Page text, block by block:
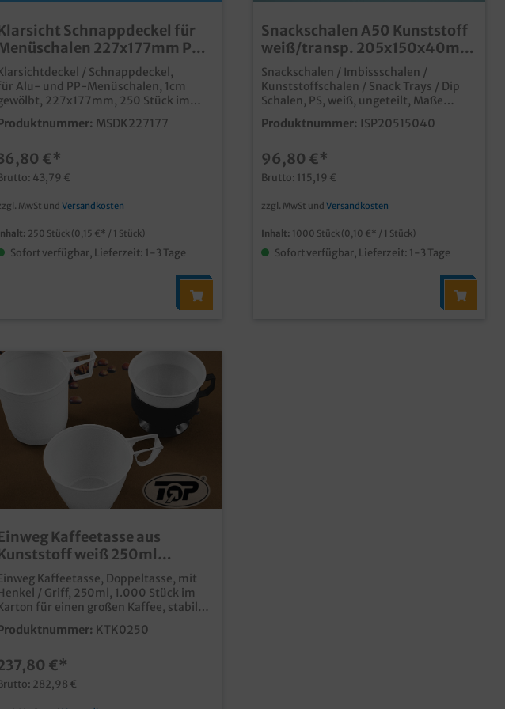
Schnappdeckel für
227x177mm PP
250St
/ Schnappdeckel,
Alu- und PP-Menüschalen, 1cm
227x177mm, 250 Stück im
Karton (2x125) ideal für die
und den Transport von
Alternative zu
oder Falzdeckeln (Alu)
und dichter Verschluss, dennoch
schnell und einfach
abnehmbarrecycelbares PP Material
MSDK227177
€*
43,79 €
MwSt und Versandkosten
250 Stück (0,15 €* / 1 Stück)
Sofort verfügbar, Lieferzeit: 1-3 Tage
Snackschalen A50 Kunststoff
weiß/transp. 205x150x40mm
1000St
Snackschalen / Imbissschalen /
Kunststoffschalen / Snack Trays / Dip
Schalen, PS, weiß, ungeteilt, Maße
205x150x40mm, A50, 950ccm, 1000
Stück im Karton praktisch für Snacks
Kunststoffschale für die
verschiedensten Einsätze viele weitere
Produktnummer: ISP20515040
96,80 €*
Brutto: 115,19 €
zzgl. MwSt und Versandkosten
Inhalt: 1000 Stück (0,10 €* / 1 Stück)
Sofort verfügbar, Lieferzeit: 1-3 Tage
Kaffeetasse aus
weiß 250ml
Kaffeetasse, Doppeltasse, mit
/ Griff, 250ml, 1.000 Stück im
für einen großen Kaffee, stabiles
PS (Polystyrole), ideal für Imbiss
und Kantinen,
KTK0250
€*
282,98 €